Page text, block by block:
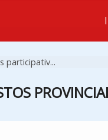
participativ...